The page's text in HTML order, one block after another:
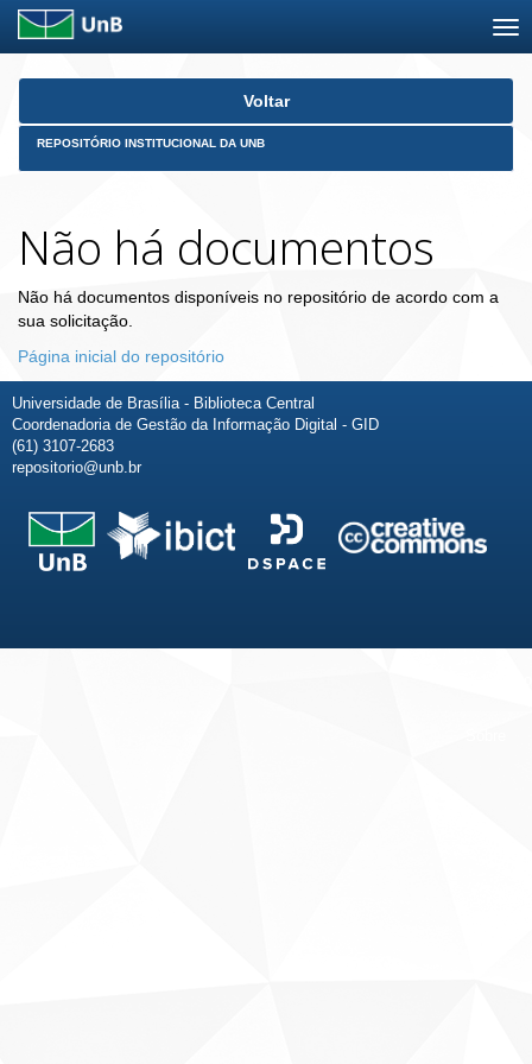
Skip
Voltar
REPOSITÓRIO INSTITUCIONAL DA UNB
Não há documentos
Não há documentos disponíveis no repositório de acordo com a
sua solicitação.
Página inicial do repositório
Universidade de Brasília - Biblioteca Central
Coordenadoria de Gestão da Informação Digital - GID
(61) 3107-2683
repositorio@unb.br